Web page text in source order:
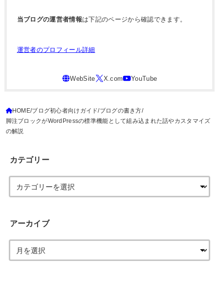
当ブログの運営者情報は下記のページから確認できます。
運営者のプロフィール詳細
HOME ブログ初心者向けガイド ブログの書き方
脚注ブロックがWordPressの標準機能として組み込まれた話やカスタマイズ
の解説
カテゴリー
アーカイブ